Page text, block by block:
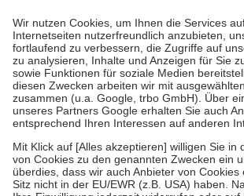
höchstens zehn Euro.
Es sind jedoch nie mehr
Kosten der Leistung zu entrichten.
Diese Regeln gelten grundsätzlich auch für
Bei Heilmitteln und häuslicher Krankenpflege
Zuzahlung zehn Prozent der Kosten sowie
Verordnung.
Um das Engagement der Versicherten für ihre
stärken und die besondere Stellung der Familie
fallenkeine Zuzahlungenan bei:
• Kindern und Jugendlichen bis zum
mit Ausnahme der Fahrkosten